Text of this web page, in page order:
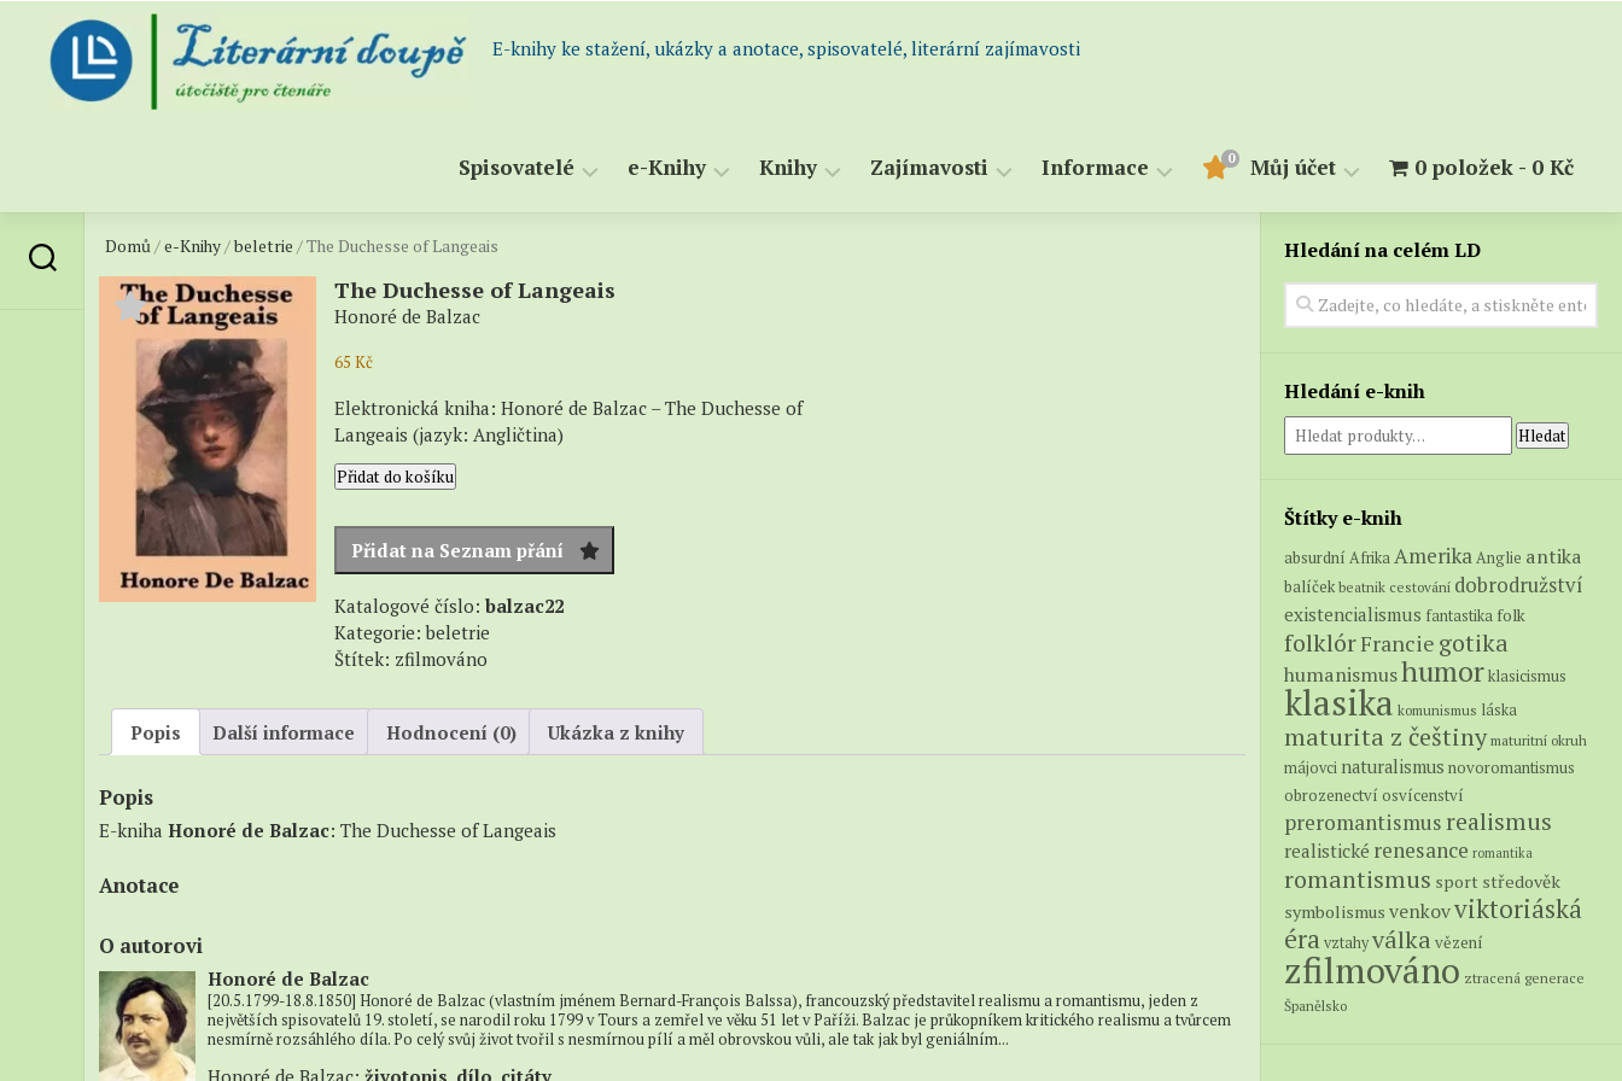
content
E-knihy ke stažení, ukázky a anotace, spisovatelé, literární zajímavosti
Spisovatelé
Abecední
spisovatelů
–
–
–
e-Knihy
a
válečné
Povídky
Pro
Knihy Zajímavosti Informace 0 Můj účet
Objednávky
Stahování
0 položek 0 Kč
Domů/e-Knihy/beletrie / The Duchesse of Langeais
The Duchesse of Langeais
Honoré de Balzac
65 Kč
Elektronická kniha: Honoré de Balzac – The Duchesse of
Langeais (jazyk: Angličtina)
The
Duchesse
Langeais
množství
Přidat do košíku
Přidat na Seznam přání
Katalogové číslo: balzac22
Kategorie:beletrie
Štítek: zfilmováno
Popis Další informace Hodnocení (0) Ukázka z knihy
Popis
E-kniha Honoré de Balzac: The Duchesse of Langeais
Anotace
O autorovi
Honoré de Balzac
[20.5.1799-18.8.1850] Honoré de Balzac (vlastním jménem Bernard-François Balssa), francouzský představitel realismu a romantismu, jeden z
největších spisovatelů 19. století, se narodil roku 1799 v Tours a zemřel ve věku 51 let v Paříži. Balzac je průkopníkem kritického realismu a tvůrcem
nesmírně rozsáhlého díla. Po celý svůj život tvořil s nesmírnou pílí a měl obrovskou vůli, ale tak jak byl geniálním...
Honoré de Balzac: životopis, dílo, citáty
Hledání na celém LD
Hledání e-knih
Hledat
Štítky e-knih
absurdní AfrikaAmerikaAnglie antika
balíček beatnik cestování dobrodružství
existencialismus fantastika folk
folklórFrancie gotika
humanismushumorklasicismus
klasika komunismus láska
maturita z češtiny maturitní okruh
májovci naturalismus novoromantismus
obrozenectví osvícenství
preromantismus realismus
realistické renesance romantika
romantismus sport středověk
symbolismus venkovviktoriáská
éravztahyválka vězení
zfilmováno ztracená generace
Španělsko